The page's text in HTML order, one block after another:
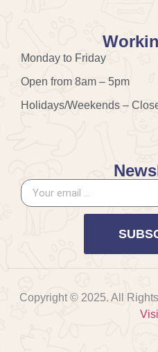
Monday to Friday
Open from 8am – 5pm
Holidays/Weekends –
Copyright © 2025. All